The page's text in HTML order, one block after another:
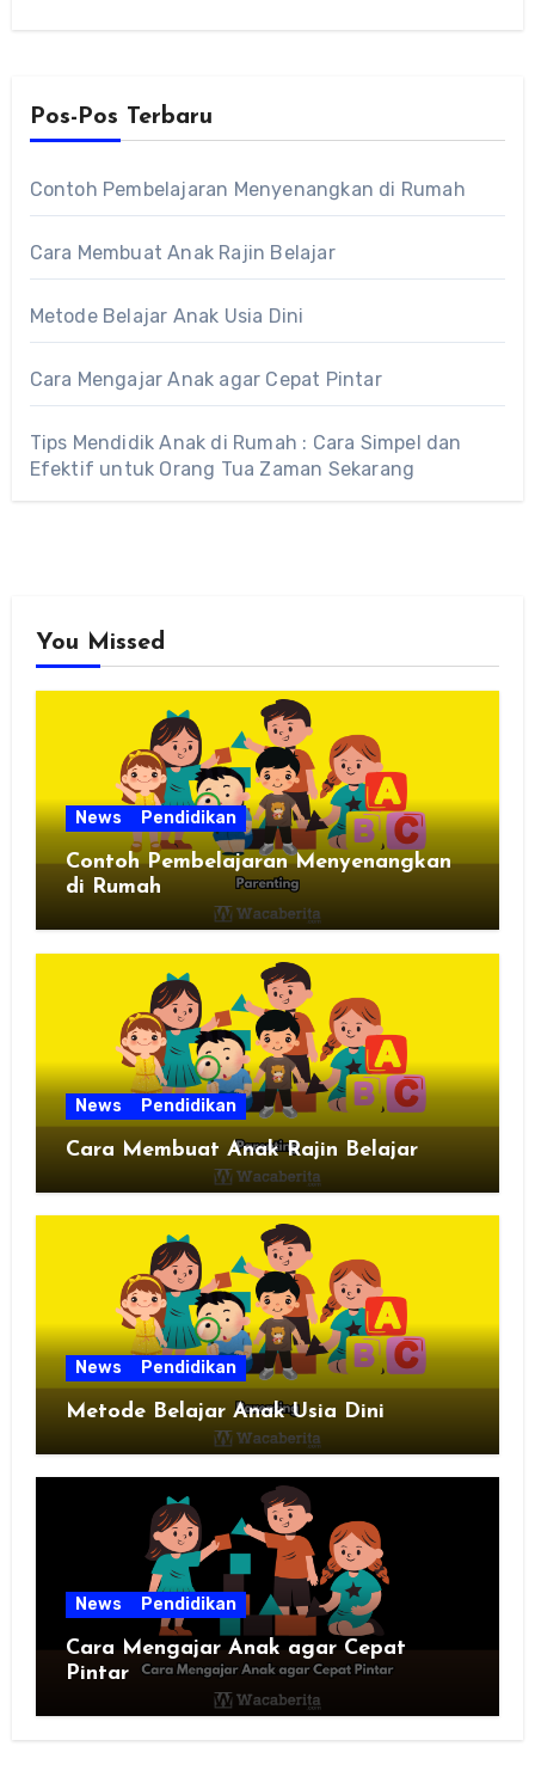
Pos-Pos Terbaru
Contoh Pembelajaran Menyenangkan di Rumah
Cara Membuat Anak Rajin Belajar
Metode Belajar Anak Usia Dini
Cara Mengajar Anak agar Cepat Pintar
Tips Mendidik Anak di Rumah : Cara Simpel dan
Efektif untuk Orang Tua Zaman Sekarang
You Missed
News Pendidikan
Contoh Pembelajaran Menyenangkan
di Rumah
News Pendidikan
Cara Membuat Anak Rajin Belajar
News Pendidikan
Metode Belajar Anak Usia Dini
News Pendidikan
Cara Mengajar Anak agar Cepat
Pintar